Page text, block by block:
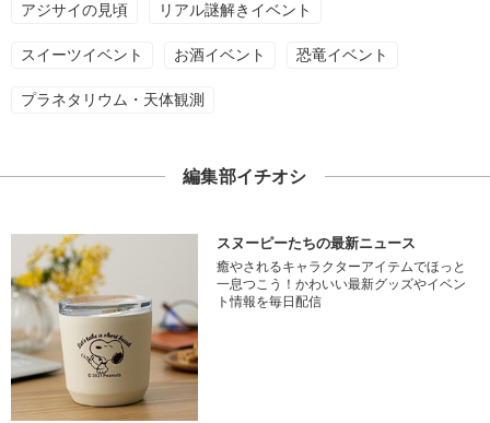
アジサイの見頃 リアル謎解きイベント
スイーツイベント お酒イベント 恐竜イベント
プラネタリウム・天体観測
編集部イチオシ
スヌーピーたちの最新ニュース
癒やされるキャラクターアイテムでほっと
一息つこう！かわいい最新グッズやイベン
ト情報を毎日配信